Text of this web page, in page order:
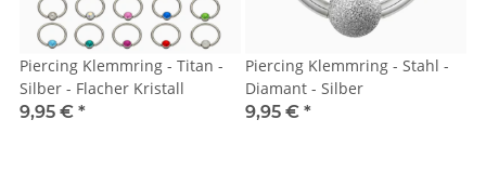
Piercing Klemmring - Titan -
Silber - Flacher Kristall
9,95 € *
Piercing Klemmring - Stahl -
Diamant - Silber
9,95 € *